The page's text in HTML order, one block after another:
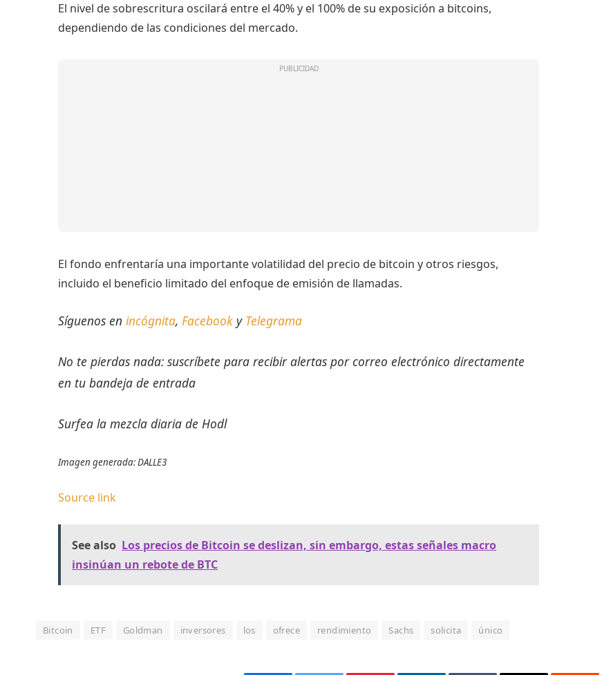
El nivel de sobrescritura oscilará entre el 40% y el 100% de su exposición a bitcoins,
dependiendo de las condiciones del mercado.
El fondo enfrentaría una importante volatilidad del precio de bitcoin y otros riesgos,
incluido el beneficio limitado del enfoque de emisión de llamadas.
Síguenos enincógnita,Facebook y Telegrama
No te pierdas nada: suscríbete para recibir alertas por correo electrónico directamente
en tu bandeja de entrada
Surfea la mezcla diaria de Hodl
Imagen generada: DALLE3
Source link
See also Los precios de Bitcoin se deslizan, sin embargo, estas señales macro
insinúan un rebote de BTC
Bitcoin ETF Goldman inversores los ofrece rendimiento Sachs solicita único